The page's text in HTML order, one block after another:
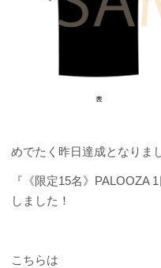
めでたく昨日達成となりま
『《限定15名》PALOOZA
しました！
こちらは